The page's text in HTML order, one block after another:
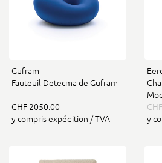
Gufram
Fauteuil Detecma de Gufram
CHF 2050.00
y compris expédition / TVA
y